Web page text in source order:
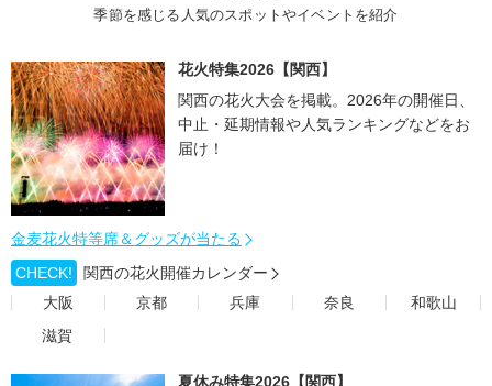
季節を感じる人気のスポットやイベントを紹介
花火特集2026【関西】
関西の花火大会を掲載。2026年の開催日、
中止・延期情報や人気ランキングなどをお
届け！
金麦花火特等席＆グッズが当たる
CHECK!
関西の花火開催カレンダー
大阪
京都 兵庫 奈良
和歌山
滋賀
夏休み特集2026【関西】